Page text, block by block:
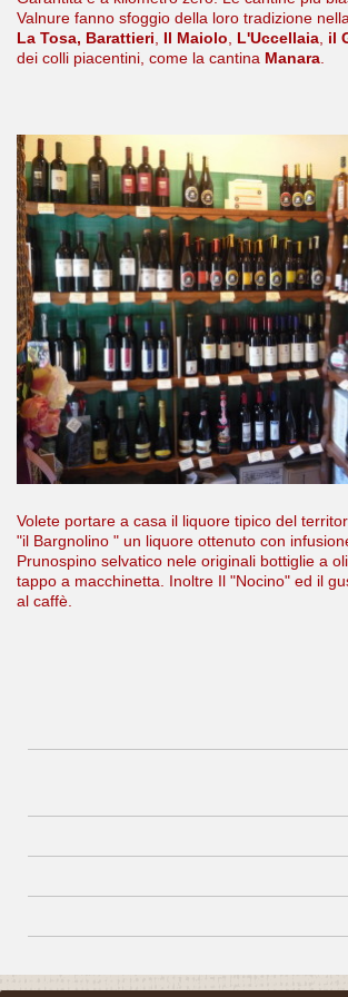
Valnure fanno sfoggio della loro tradizione
La Tosa, Barattieri
Il Maiolo L'Uccellaia il
dei colli piacentini, come la cantina Manara
Volete portare a casa il liquore tipico del
"il Bargnolino " un liquore ottenuto con
Prunospino selvatico nele originali bottiglie a
tappo a macchinetta. Inoltre Il "Nocino" ed il
al caffè.